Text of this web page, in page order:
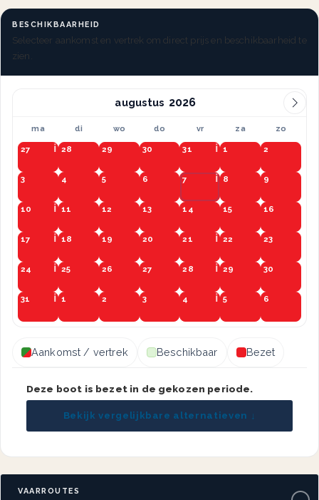
BESCHIKBAARHEID
Selecteer aankomst en vertrek om direct prijs en beschikbaarheid te
zien.
augustus
ma di wo do vr za zo
27 28 29 30 31 1 2
3 4 5 6 7 8 9
10 11 12 13 14 15 16
17 18 19 20 21 22 23
24 25 26 27 28 29 30
31 1 2 3 4 5 6
Aankomst / vertrek Beschikbaar Bezet
Deze boot is bezet in de gekozen periode.
Bekijk vergelijkbare alternatieven ↓
VAARROUTES